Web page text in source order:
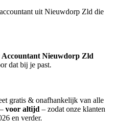
uit Nieuwdorp Zld die
Accountant Nieuwdorp Zld
dat bij je past.
gratis & onafhankelijk van alle
voor altijd – zodat onze klanten
en verder.